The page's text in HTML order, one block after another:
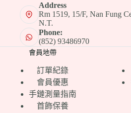
Address
Rm 1519, 15/F, Nan Fung
N.T.
Phone:
(852) 93486970
會員地帶
訂單紀錄
會員優惠
手鏈測量指南
首飾保養